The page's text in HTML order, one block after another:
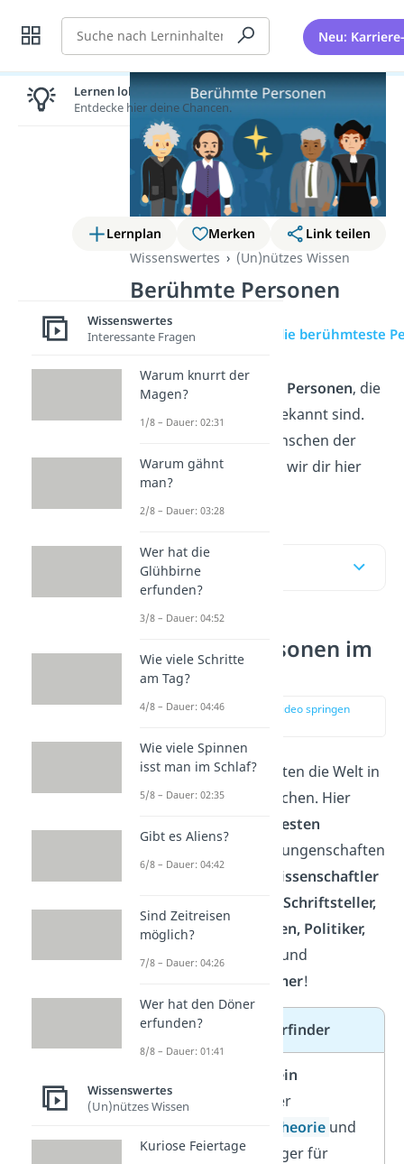
Suche Neu:
Lernplan Merken
Link teilen
Wissenswertes
(Un)nützes Wissen
Berühmte Personen
Übersicht Wer ist die berühmteste
Es gibt viele berühmte Personen, die
auf der ganzen Welt bekannt sind.
Die inspiriendsten Menschen der
Weltgeschichte stellen wir dir hier
und im
Inhaltsübersicht
Berühmte Personen im
Überblick
zur Stelle im Video springen
Einige Menschen prägten die Welt in
verschiedensten Bereichen. Hier
berühmtesten
und ihre Errungenschaften
aus den Kategorien
Wissenschaftler
& Erfinder, Künstler & Schriftsteller,
Herrscher & Monarchen, Politiker,
Entdecker & Pioniere
und
innovative Unternehmer!
Wissenschaftler & Erfinder
Albert Einstein
Entwickler der
Relativitätstheorie und
Nobelpreiträger für
Lernen lohnt sich!
Entdecke hier deine Chancen.
Wissenswertes
Interessante Fragen
Warum knurrt der
Magen?
1/8 – Dauer: 02:31
Warum gähnt
man?
2/8 – Dauer: 03:28
Wer hat die
Glühbirne
erfunden?
3/8 – Dauer: 04:52
Wie viele Schritte
am Tag?
4/8 – Dauer: 04:46
Wie viele Spinnen
isst man im Schlaf?
5/8 – Dauer: 02:35
Gibt es Aliens?
6/8 – Dauer: 04:42
Sind Zeitreisen
möglich?
7/8 – Dauer: 04:26
Wer hat den Döner
erfunden?
8/8 – Dauer: 01:41
Wissenswertes
(Un)nützes Wissen
Kuriose Feiertage